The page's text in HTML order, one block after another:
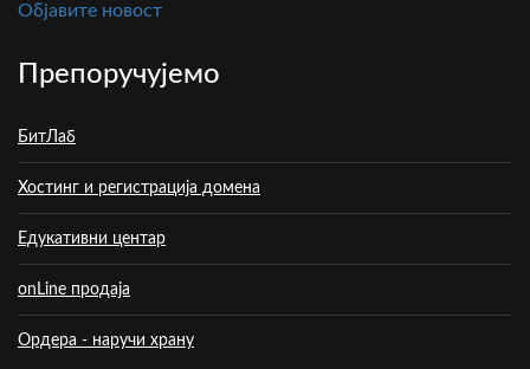
Oбјавите новост
Препоручујемо
БитЛаб
Хостинг и регистрација домена
Едукативни центар
onLine продаја
Ордера - наручи храну